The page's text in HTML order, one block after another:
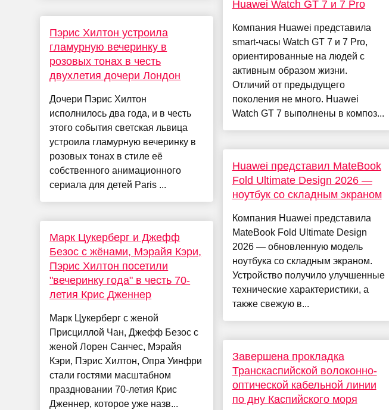
Пэрис Хилтон устроила
гламурную вечеринку в
розовых тонах в честь
двухлетия дочери Лондон
Дочери Пэрис Хилтон
исполнилось два года, и в честь
этого события светская львица
устроила гламурную вечеринку в
розовых тонах в стиле её
собственного анимационного
сериала для детей Paris ...
Марк Цукерберг и Джефф
Безос с жёнами, Мэрайя Кэри,
Пэрис Хилтон посетили
"вечеринку года" в честь 70-
летия Крис Дженнер
Марк Цукерберг с женой
Присциллой Чан, Джефф Безос с
женой Лорен Санчес, Мэрайя
Кэри, Пэрис Хилтон, Опра Уинфри
стали гостями масштабном
праздновании 70-летия Крис
Дженнер, которое уже назв...
Huawei Watch GT 7 и 7 Pro
Компания Huawei представила
smart-часы Watch GT 7 и 7 Pro,
ориентированные на людей с
активным образом жизни.
Отличий от предыдущего
поколения не много. Huawei
Watch GT 7 выполнены в композ...
Huawei представил MateBook
Fold Ultimate Design 2026 —
ноутбук со складным экраном
Компания Huawei представила
MateBook Fold Ultimate Design
2026 — обновленную модель
ноутбука со складным экраном.
Устройство получило улучшенные
технические характеристики, а
также свежую в...
Завершена прокладка
Транскаспийской волоконно-
оптической кабельной линии
по дну Каспийского моря